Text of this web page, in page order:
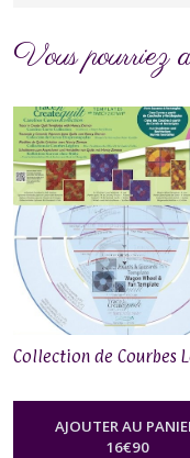
Vous pourriez
Collection de Courbes
AJOUTER AU
16€90